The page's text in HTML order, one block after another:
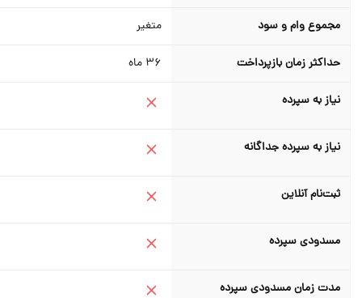
مجموع وام و سود متغیر
حداکثر زمان بازپرداخت ماه
نیاز به سپرده
نیاز به سپرده جداگانه
ثبت‌نام آنلاین
مسدودی سپرده
مدت زمان مسدودی سپرده